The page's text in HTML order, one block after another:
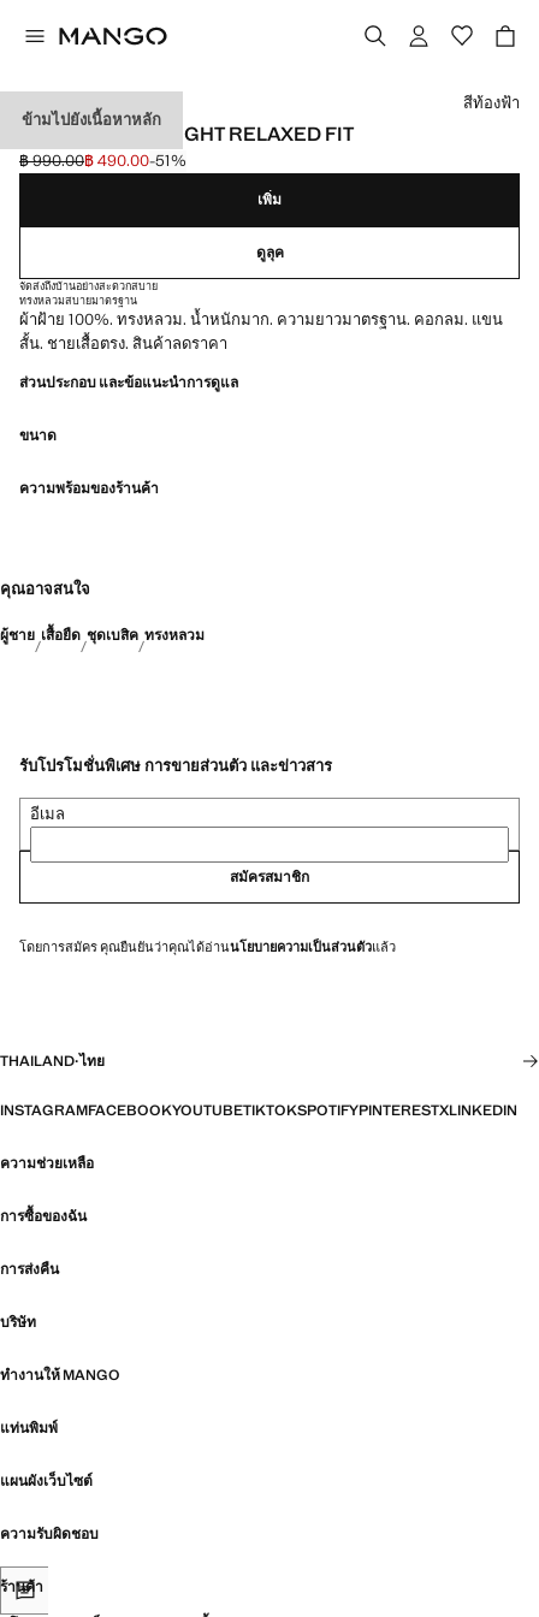
ข้ามไปยังเนื้อหาหลัก
เสื้อยืด HEAVY WEIGHT RELAXED FIT
ลดราคาเริ่มต้น [฿ 990.00 ]
฿ 990.00
ราคาปัจจุบัน [฿ 490.00 ]
฿ 490.00-51%
เลือกสี
สีท้องฟ้า
เพิ่ม
ดูลุค
จัดส่งถึงบ้านอย่างสะดวกสบาย
ทรงหลวมสบายมาตรฐาน
ผ้าฝ้าย 100%. ทรงหลวม. น้ำหนักมาก. ความยาวมาตรฐาน. คอกลม. แขน
สั้น. ชายเสื้อตรง. สินค้าลดราคา
ส่วนประกอบ และข้อแนะนำการดูแล
ขนาด
ความพร้อมของร้านค้า
คุณอาจสนใจ
ผู้ชาย เสื้อยืด ชุดเบสิค ทรงหลวม
รับโปรโมชั่นพิเศษ การขายส่วนตัว และข่าวสาร
อีเมล
สมัครสมาชิก
โดยการสมัคร คุณยืนยันว่าคุณได้อ่านนโยบายความเป็นส่วนตัวแล้ว
THAILAND·ไทย
INSTAGRAMFACEBOOKYOUTUBETIKTOKSPOTIFYPINTERESTXLINKEDIN
ความช่วยเหลือ
การซื้อของฉัน
การส่งคืน
บริษัท
ทำงานให้ MANGO
แท่นพิมพ์
แผนผังเว็บไซต์
ความรับผิดชอบ
ร้านค้า